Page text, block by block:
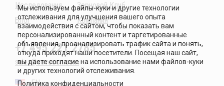
Исследования
Блог
Зерновой Клуб
Компания
+7 495 221 2785
sales@sovecon.com
EN
Политика конфиденциальности